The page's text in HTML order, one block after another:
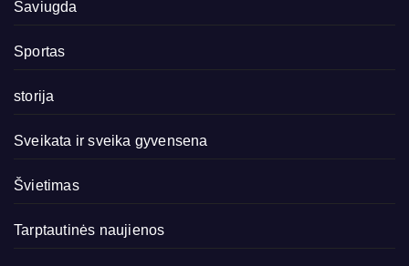
Saviugda
Sportas
storija
Sveikata ir sveika gyvensena
Švietimas
Tarptautinės naujienos